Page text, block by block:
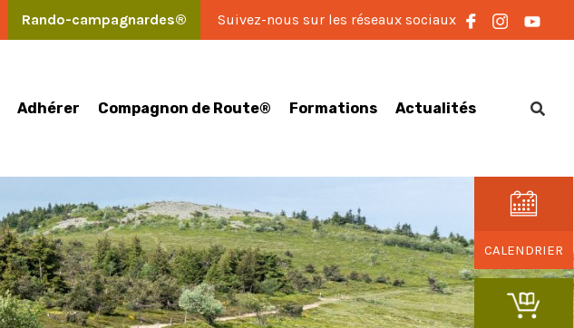
Rando-campagnardes® Suivez-nous sur les réseaux sociaux
Adhérer Compagnon de Route® Formations Actualités
CALENDRIER